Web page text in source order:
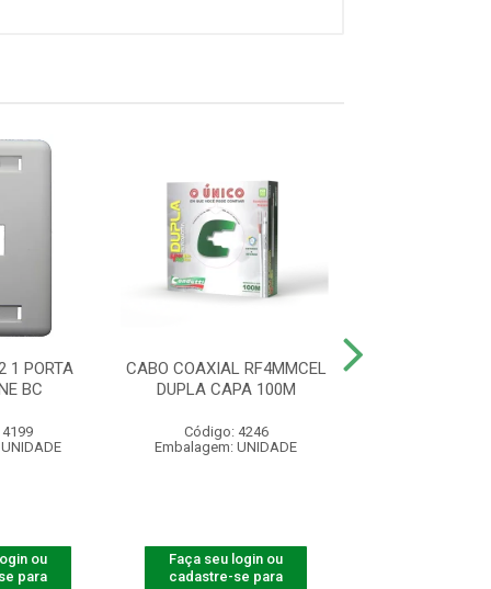
1 PORTA
BC
ou
para
CABO COAXIAL RF4MMCEL
DUPLA CAPA 100M
Código: 4246
Embalagem: UNIDADE
Faça seu login ou
cadastre-se para